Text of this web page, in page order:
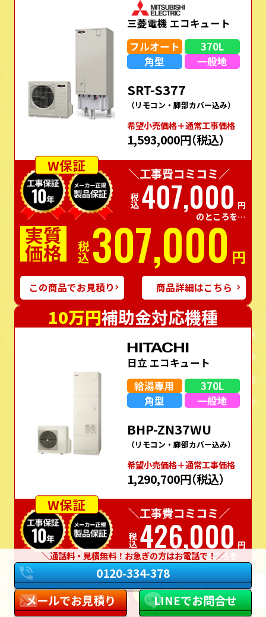
三菱電機 エコキュート
フルオート
370L
角型
一般地
SRT-S377
（リモコン・脚部カバー込み）
希望⼩売価格＋通常⼯事価格
1,593,000円（税込）
W保証
＼工事費コミコミ／
税込407,000 円
のところを…
実質
価格 税込307,000 円
この商品でお見積り 商品詳細はこちら
10万円補助金対応機種
日立 エコキュート
給湯専用
370L
角型
一般地
BHP-ZN37WU
（リモコン・脚部カバー込み）
希望⼩売価格＋通常⼯事価格
1,290,700円（税込）
W保証
＼工事費コミコミ／
税込426,000 円
のところを…
実質
価格 税込326,000円
通話料・見積無料！お急ぎの方はお電話で！
0120-334-378
メールでお見積り
LINEでお問合せ